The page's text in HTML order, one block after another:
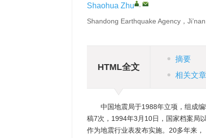
Shaohua Zhu ,
Shandong Earthquake Agency，
HTML全文
摘要
相关文章
中国地震局于1988年立项，组成
稿7次，1994年3月10日，国家档案局
作为地震行业表发布实施。20多年来，